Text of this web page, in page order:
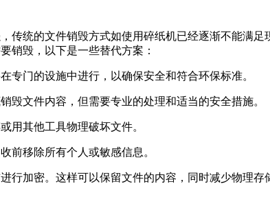
传统的文件销毁方式如使用碎纸机已经逐渐不能满
销毁，以下是一些替代方案：
专门的设施中进行，以确保安全和符合环保标准。
毁文件内容，但需要专业的处理和适当的安全措施。
用其他工具物理破坏文件。
前移除所有个人或敏感信息。
加密。这样可以保留文件的内容，同时减少物理存